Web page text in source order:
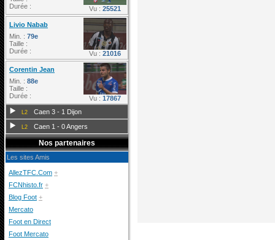
Durée :
Vu : 25521
Livio Nabab
Min. : 79e
Taille :
Durée :
Vu : 21016
Corentin Jean
Min. : 88e
Taille :
Durée :
Vu : 17867
L2 Caen 3 - 1 Dijon
L2 Caen 1 - 0 Angers
Nos partenaires
Les sites Amis
AllezTFC.Com +
FCNhisto.fr +
Blog Foot +
Mercato
Foot en Direct
Foot Mercato